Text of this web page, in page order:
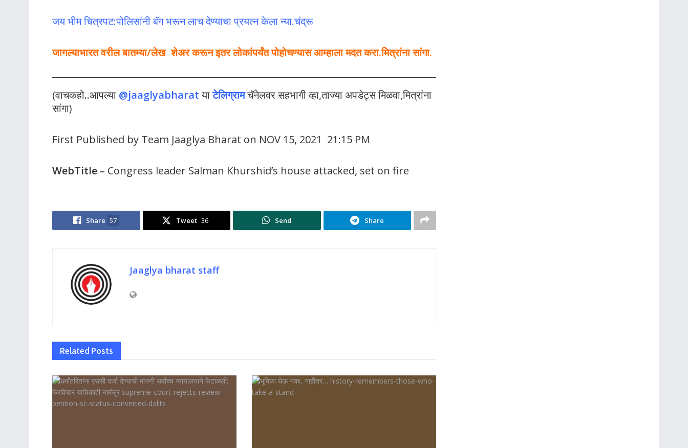
जय भीम चित्रपट:पोलिसांनी बॅग भरून लाच देण्याचा प्रयत्न केला न्या.चंद्रू
जागल्याभारत वरील बातम्या/लेख शेअर करून इतर लोकांपर्यंत पोहोचण्यास आम्हाला मदत करा.मित्रांना सांगा.
(वाचकहो..आपल्या @jaaglyabharat याटेलिग्रामचॅनेलवर सहभागी व्हा,ताज्या अपडेट्स मिळवा,मित्रांना
सांगा)
First Published by Team Jaaglya Bharat on NOV 15, 2021 21:15 PM
WebTitle – Congress leader Salman Khurshid’s house attacked, set on fire
Share 57 Tweet 36 Send Share
Jaaglya bharat staff
Related Posts